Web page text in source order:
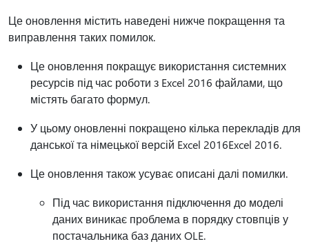
Це оновлення містить наведені нижче покращення та
виправлення таких помилок.
Це оновлення покращує використання системних
ресурсів під час роботи з Excel 2016 файлами, що
містять багато формул.
У цьому оновленні покращено кілька перекладів для
данської та німецької версій Excel 2016Excel 2016.
Це оновлення також усуває описані далі помилки.
Під час використання підключення до моделі
даних виникає проблема в порядку стовпців у
постачальника баз даних OLE.